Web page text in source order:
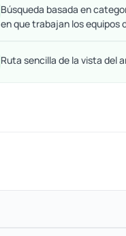
Búsqueda basada en
en que trabajan los equipos
Ruta sencilla de la vista del